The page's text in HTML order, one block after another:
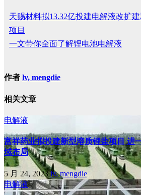
天赐材料拟13.32亿投建电解液改扩
项目
一文带你全面了解锂电池电解液
作者 lv, mengdie
相关文章
电解液
富祥药业拟投建新型溶质锂盐项目 进
域布局
5 月 24, 2023lv, mengdie
电解液